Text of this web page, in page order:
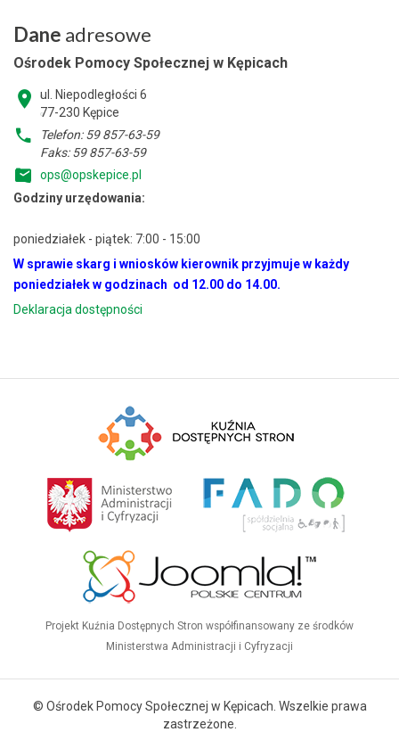
Dane adresowe
Ośrodek Pomocy Społecznej w Kępicach
ul. Niepodległości 6
77-230 Kępice
Telefon: 59 857-63-59
Faks: 59 857-63-59
ops@opskepice.pl
Godziny urzędowania:
poniedziałek - piątek: 7:00 - 15:00
W sprawie skarg i wniosków kierownik przyjmuje w każdy
poniedziałek w godzinach od 12.00 do 14.00.
Deklaracja dostępności
Projekt Kuźnia Dostępnych Stron współfinansowany ze środków
Ministerstwa Administracji i Cyfryzacji
© Ośrodek Pomocy Społecznej w Kępicach. Wszelkie prawa
zastrzeżone.